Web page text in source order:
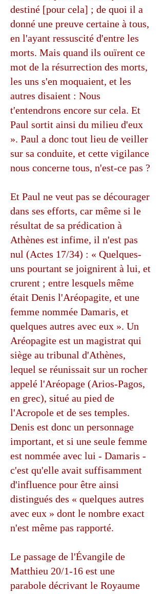
destiné [pour cela] ; de quoi il a
donné une preuve certaine à tous,
en l'ayant ressuscité d'entre les
morts. Mais quand ils ouïrent ce
mot de la résurrection des morts,
les uns s'en moquaient, et les
autres disaient : Nous
t'entendrons encore sur cela. Et
Paul sortit ainsi du milieu d'eux
». Paul a donc tout lieu de veiller
sur sa conduite, et cette vigilance
nous concerne tous, n'est-ce pas ?
Et Paul ne veut pas se décourager
dans ses efforts, car même si le
résultat de sa prédication à
Athènes est infime, il n'est pas
nul (Actes 17/34) : « Quelques-
uns pourtant se joignirent à lui, et
crurent ; entre lesquels même
était Denis l'Aréopagite, et une
femme nommée Damaris, et
quelques autres avec eux ». Un
Aréopagite est un magistrat qui
siège au tribunal d'Athènes,
lequel se réunissait sur un rocher
appelé l'Aréopage (Arios-Pagos,
en grec), situé au pied de
l'Acropole et de ses temples.
Denis est donc un personnage
important, et si une seule femme
est nommée avec lui - Damaris -
c'est qu'elle avait suffisamment
d'influence pour être ainsi
distingués des « quelques autres
avec eux » dont le nombre exact
n'est même pas rapporté.
Le passage de l'Évangile de
Matthieu 20/1-16 est une
parabole décrivant le Royaume